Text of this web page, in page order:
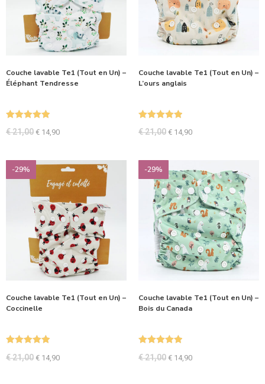
Couche lavable Te1 (Tout en Un) –
Éléphant Tendresse
€21,00 € 14,90
Couche lavable Te1 (Tout en Un) –
L’ours anglais
€21,00 € 14,90
-29%
Couche lavable Te1 (Tout en Un) –
Coccinelle
€21,00 € 14,90
-29%
Couche lavable Te1 (Tout en Un) –
Bois du Canada
€21,00 € 14,90